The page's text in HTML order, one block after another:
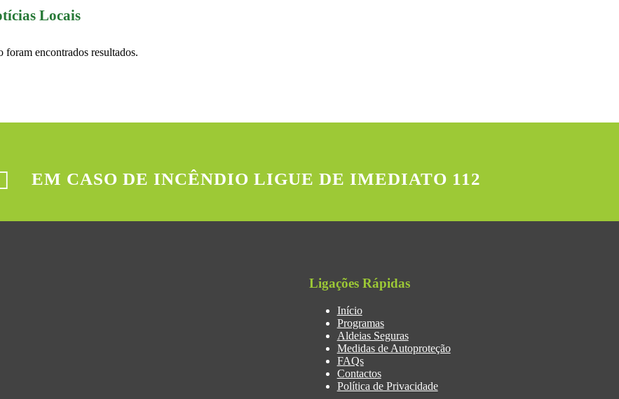
Locais
foram encontrados resultados.
EM CASO DE INCÊNDIO LIGUE DE IMEDIATO 112
Ligações Rápidas
Início
Programas
Aldeias Seguras
Medidas de Autoproteção
FAQs
Contactos
Política de Privacidade